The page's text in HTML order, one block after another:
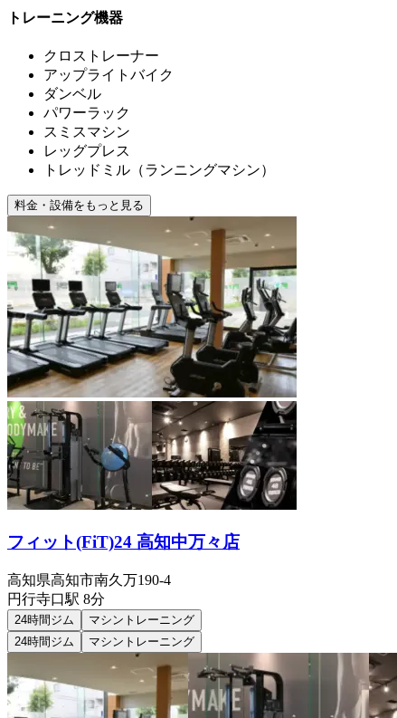
トレーニング機器
クロストレーナー
アップライトバイク
ダンベル
パワーラック
スミスマシン
レッグプレス
トレッドミル（ランニングマシン）
料金・設備をもっと見る
フィット(FiT)24 高知中万々店
高知県高知市南久万190-4
円行寺口駅 8分
24時間ジム
マシントレーニング
24時間ジム
マシントレーニング